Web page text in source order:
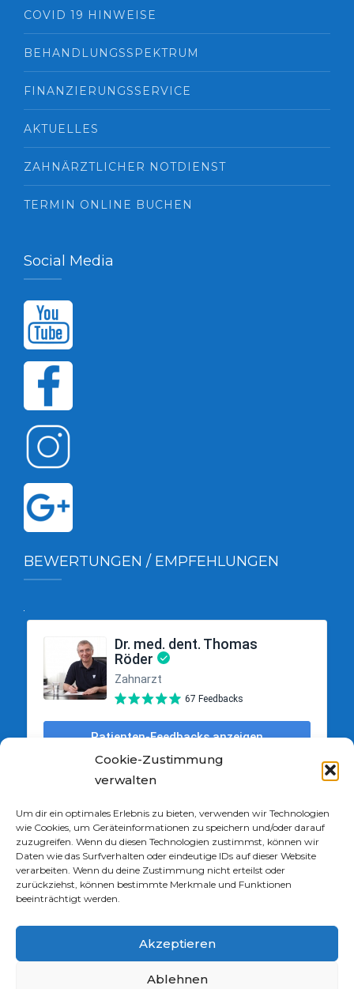
Cookie-Zustimmung
verwalten
Um dir ein optimales Erlebnis zu bieten, verwenden wir Technologien
wie Cookies, um Geräteinformationen zu speichern und/oder darauf
zuzugreifen. Wenn du diesen Technologien zustimmst, können wir
Daten wie das Surfverhalten oder eindeutige IDs auf dieser Website
verarbeiten. Wenn du deine Zustimmung nicht erteilst oder
zurückziehst, können bestimmte Merkmale und Funktionen
beeinträchtigt werden.
Akzeptieren
Ablehnen
COVID 19 HINWEISE
BEHANDLUNGSSPEKTRUM
FINANZIERUNGSSERVICE
AKTUELLES
ZAHNÄRZTLICHER NOTDIENST
TERMIN ONLINE BUCHEN
Social Media
BEWERTUNGEN / EMPFEHLUNGEN